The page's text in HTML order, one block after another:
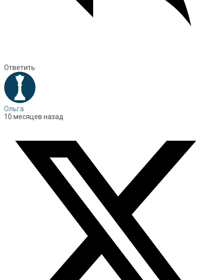
Ответить
Ольга
10 месяцев назад